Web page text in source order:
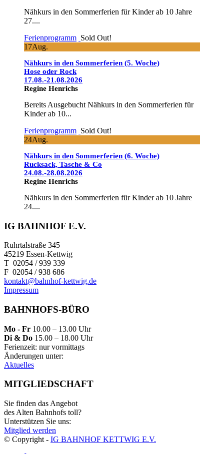
Nähkurs in den Sommerferien für Kinder ab 10 Jahre
27....
Ferienprogramm Sold Out!
17Aug.
Nähkurs in den Sommerferien (5. Woche)
Hose oder Rock
17.08.-21.08.2026
Regine Henrichs
Bereits Ausgebucht Nähkurs in den Sommerferien für
Kinder ab 10...
Ferienprogramm Sold Out!
24Aug.
Nähkurs in den Sommerferien (6. Woche)
Rucksack, Tasche & Co
24.08.-28.08.2026
Regine Henrichs
Nähkurs in den Sommerferien für Kinder ab 10 Jahre
24....
IG BAHNHOF E.V.
Ruhrtalstraße 345
45219 Essen-Kettwig
T 02054 / 939 339
F 02054 / 938 686
kontakt@bahnhof-kettwig.de
Impressum
BAHNHOFS-BÜRO
Mo - Fr 10.00 – 13.00 Uhr
Di & Do 15.00 – 18.00 Uhr
Ferienzeit: nur vormittags
Änderungen unter:
Aktuelles
MITGLIEDSCHAFT
Sie finden das Angebot
des Alten Bahnhofs toll?
Unterstützen Sie uns:
Mitglied werden
© Copyright - IG BAHNHOF KETTWIG E.V.